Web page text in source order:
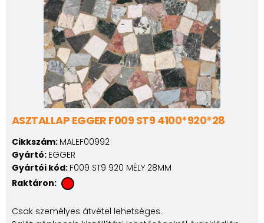
ASZTALLAP EGGER F009 ST9 4100*920*28
Cikkszám: MALEF00992
Gyártó: EGGER
Gyártói kód: F009 ST9 920 MÉLY 28MM
Raktáron:
Csak személyes átvétel lehetséges.